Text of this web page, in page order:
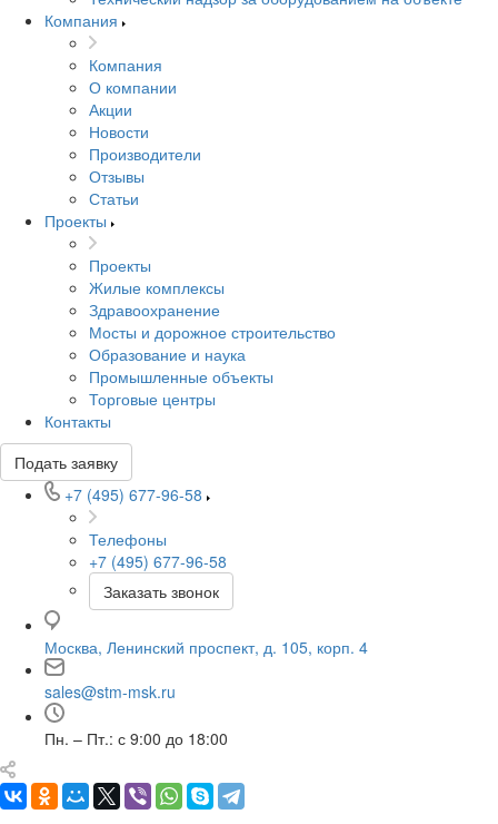
Компания
Компания
О компании
Акции
Новости
Производители
Отзывы
Статьи
Проекты
Проекты
Жилые комплексы
Здравоохранение
Мосты и дорожное строительство
Образование и наука
Промышленные объекты
Торговые центры
Контакты
Подать заявку
+7 (495) 677-96-58
Телефоны
+7 (495) 677-96-58
Заказать звонок
Москва, Ленинский проспект, д. 105, корп. 4
sales@stm-msk.ru
Пн. – Пт.: с 9:00 до 18:00